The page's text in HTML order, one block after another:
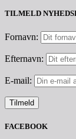
TILMELD
Fornavn:
Efternavn:
E-mail:
FACEBOOK